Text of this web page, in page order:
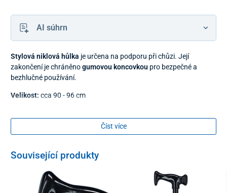
AI súhrn
Stylová niklová hůlka je určena na podporu při chůzi. Její
zakončení je chráněnogumovou koncovkou pro bezpečné a
bezhlučné používání.
Velikost: cca 90 - 96 cm
Číst více
Související produkty